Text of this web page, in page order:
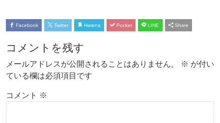
Facebook Twitter Hatena Pocket LINE Share
コメントを残す
メールアドレスが公開されることはありません。 ※ が付い
ている欄は必須項目です
コメント ※